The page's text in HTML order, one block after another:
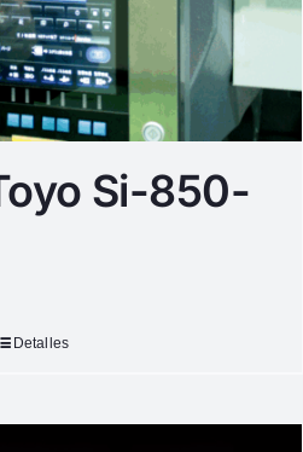
Si-850-
Detalles